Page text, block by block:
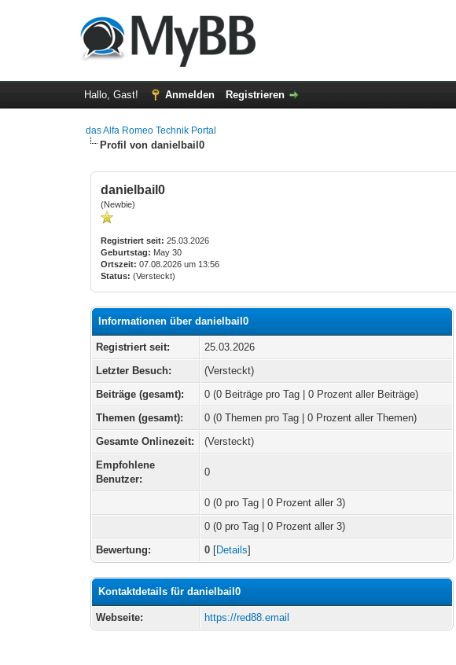
Hallo, Gast! Anmelden Registrieren
das Alfa Romeo Technik Portal
Profil von danielbail0
danielbail0
(Newbie)
Registriert seit: 25.03.2026
Geburtstag: May 30
Ortszeit: 07.08.2026 um 13:56
Status: (Versteckt)
Informationen über danielbail0
Registriert seit:
25.03.2026
Letzter Besuch:
(Versteckt)
Beiträge (gesamt):
0 (0 Beiträge pro Tag | 0 Prozent aller Beiträge)
Themen (gesamt):
0 (0 Themen pro Tag | 0 Prozent aller Themen)
Gesamte Onlinezeit:
(Versteckt)
Empfohlene
Benutzer:
0
0 (0 pro Tag | 0 Prozent aller 3)
0 (0 pro Tag | 0 Prozent aller 3)
Bewertung:
0 [Details]
Kontaktdetails für danielbail0
Webseite: https://red88.email